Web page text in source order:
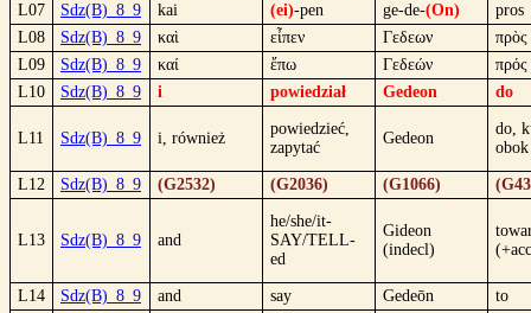
L07
Sdz(B)_8_9 kai (ei)-pen ge-de-(On)
pros
L08
Sdz(B)_8_9 καὶ εἶπεν Γεδεων
πρὸς
L09
Sdz(B)_8_9 καί ἔπω Γεδεών
πρός
L10
Sdz(B)_8_9 i powiedział Gedeon do
L11 Sdz(B)_8_9 i, również
powiedzieć,
zapytać
Gedeon
do,
obok
L12 Sdz(B)_8_9 (G2532) (G2036) (G1066)
L13 Sdz(B)_8_9 and
he/she/it-
SAY/TELL-
ed
Gideon
(indecl)
L14 Sdz(B)_8_9 and say Gedeōn
to